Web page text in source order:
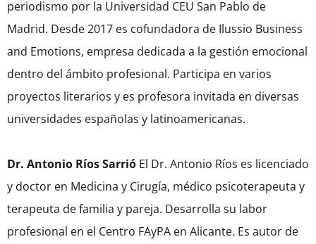
periodismo por la Universidad CEU San Pablo de
Madrid. Desde 2017 es cofundadora de Ilussio Business
and Emotions, empresa dedicada a la gestión emocional
dentro del ámbito profesional. Participa en varios
proyectos literarios y es profesora invitada en diversas
universidades españolas y latinoamericanas.
Dr. Antonio Ríos Sarrió El Dr. Antonio Ríos es licenciado
y doctor en Medicina y Cirugía, médico psicoterapeuta y
terapeuta de familia y pareja. Desarrolla su labor
profesional en el Centro FAyPA en Alicante. Es autor de